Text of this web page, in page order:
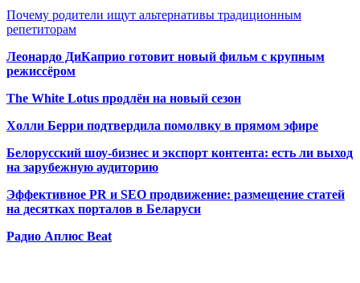
Почему родители ищут альтернативы традиционным
репетиторам
Леонардо ДиКаприо готовит новый фильм с крупным
режиссёром
The White Lotus продлён на новый сезон
Холли Берри подтвердила помолвку в прямом эфире
Белорусский шоу-бизнес и экспорт контента: есть ли выход
на зарубежную аудиторию
Эффективное PR и SEO продвижение: размещение статей
на десятках порталов в Беларуси
Радио Аплюс Beat